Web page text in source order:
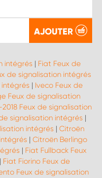
AJOUTER
intégrés | Fiat Feux de
de signalisation intégrés
| Iveco Feux de
Feux de signalisation
Feux de signalisation
signalisation intégrés |
intégrés | Citroën
| Citroën Berlingo
| Fiat Fullback Feux
| Fiat Fiorino Feux de
Feux de signalisation